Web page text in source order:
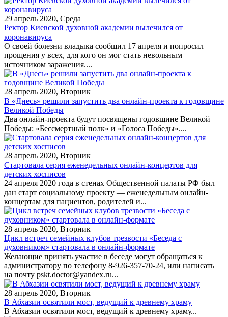
29 апрель 2020, Среда
Ректор Киевской духовной академии вылечился от
коронавируса
О своей болезни владыка сообщил 17 апреля и попросил
прощения у всех, для кого он мог стать невольным
источником заражения....
28 апрель 2020, Вторник
В «Днесь» решили запустить два онлайн-проекта к годовщине
Великой Победы
Два онлайн-проекта будут посвящены годовщине Великой
Победы: «Бессмертный полк» и «Голоса Победы»....
28 апрель 2020, Вторник
Стартовала серия еженедельных онлайн-концертов для
детских хосписов
24 апреля 2020 года в стенах Общественной палаты РФ был
дан старт социальному проекту — еженедельным онлайн-
концертам для пациентов, родителей и...
28 апрель 2020, Вторник
Цикл встреч семейных клубов трезвости «Беседа с
духовником» стартовала в онлайн-формате
Желающие принять участие в беседе могут обращаться к
администратору по телефону 8-926-357-70-24, или написать
на почту pskt.doctor@yandex.ru...
28 апрель 2020, Вторник
В Абхазии освятили мост, ведущий к древнему храму
В Абхазии освятили мост, ведущий к древнему храму...